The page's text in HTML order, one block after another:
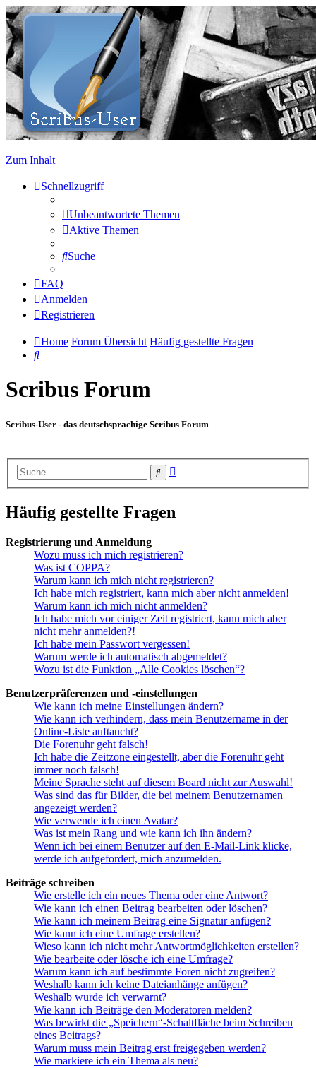
Zum Inhalt
Schnellzugriff
Unbeantwortete Themen
Aktive Themen
Suche
FAQ
Anmelden
Registrieren
Home Forum Übersicht Häufig gestellte Fragen
Suche
Scribus Forum
Scribus-User - das deutschsprachige Scribus Forum
Suche
Häufig gestellte Fragen
Registrierung und Anmeldung
Wozu muss ich mich registrieren?
Was ist COPPA?
Warum kann ich mich nicht registrieren?
Ich habe mich registriert, kann mich aber nicht anmelden!
Warum kann ich mich nicht anmelden?
Ich habe mich vor einiger Zeit registriert, kann mich aber
nicht mehr anmelden?!
Ich habe mein Passwort vergessen!
Warum werde ich automatisch abgemeldet?
Wozu ist die Funktion „Alle Cookies löschen“?
Benutzerpräferenzen und -einstellungen
Wie kann ich meine Einstellungen ändern?
Wie kann ich verhindern, dass mein Benutzername in der
Online-Liste auftaucht?
Die Forenuhr geht falsch!
Ich habe die Zeitzone eingestellt, aber die Forenuhr geht
immer noch falsch!
Meine Sprache steht auf diesem Board nicht zur Auswahl!
Was sind das für Bilder, die bei meinem Benutzernamen
angezeigt werden?
Wie verwende ich einen Avatar?
Was ist mein Rang und wie kann ich ihn ändern?
Wenn ich bei einem Benutzer auf den E-Mail-Link klicke,
werde ich aufgefordert, mich anzumelden.
Beiträge schreiben
Wie erstelle ich ein neues Thema oder eine Antwort?
Wie kann ich einen Beitrag bearbeiten oder löschen?
Wie kann ich meinem Beitrag eine Signatur anfügen?
Wie kann ich eine Umfrage erstellen?
Wieso kann ich nicht mehr Antwortmöglichkeiten erstellen?
Wie bearbeite oder lösche ich eine Umfrage?
Warum kann ich auf bestimmte Foren nicht zugreifen?
Weshalb kann ich keine Dateianhänge anfügen?
Weshalb wurde ich verwarnt?
Wie kann ich Beiträge den Moderatoren melden?
Was bewirkt die „Speichern“-Schaltfläche beim Schreiben
eines Beitrags?
Warum muss mein Beitrag erst freigegeben werden?
Wie markiere ich ein Thema als neu?